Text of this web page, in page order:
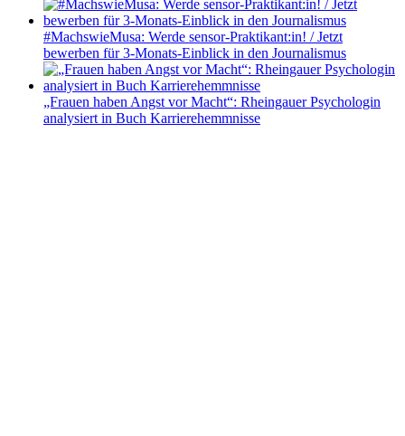
#MachswieMusa: Werde sensor-Praktikant:in! / Jetzt
bewerben für 3-Monats-Einblick in den Journalismus
„Frauen haben Angst vor Macht“: Rheingauer Psychologin
analysiert in Buch Karrierehemmnisse